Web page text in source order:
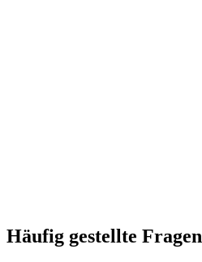
Häufig gestellte Fragen